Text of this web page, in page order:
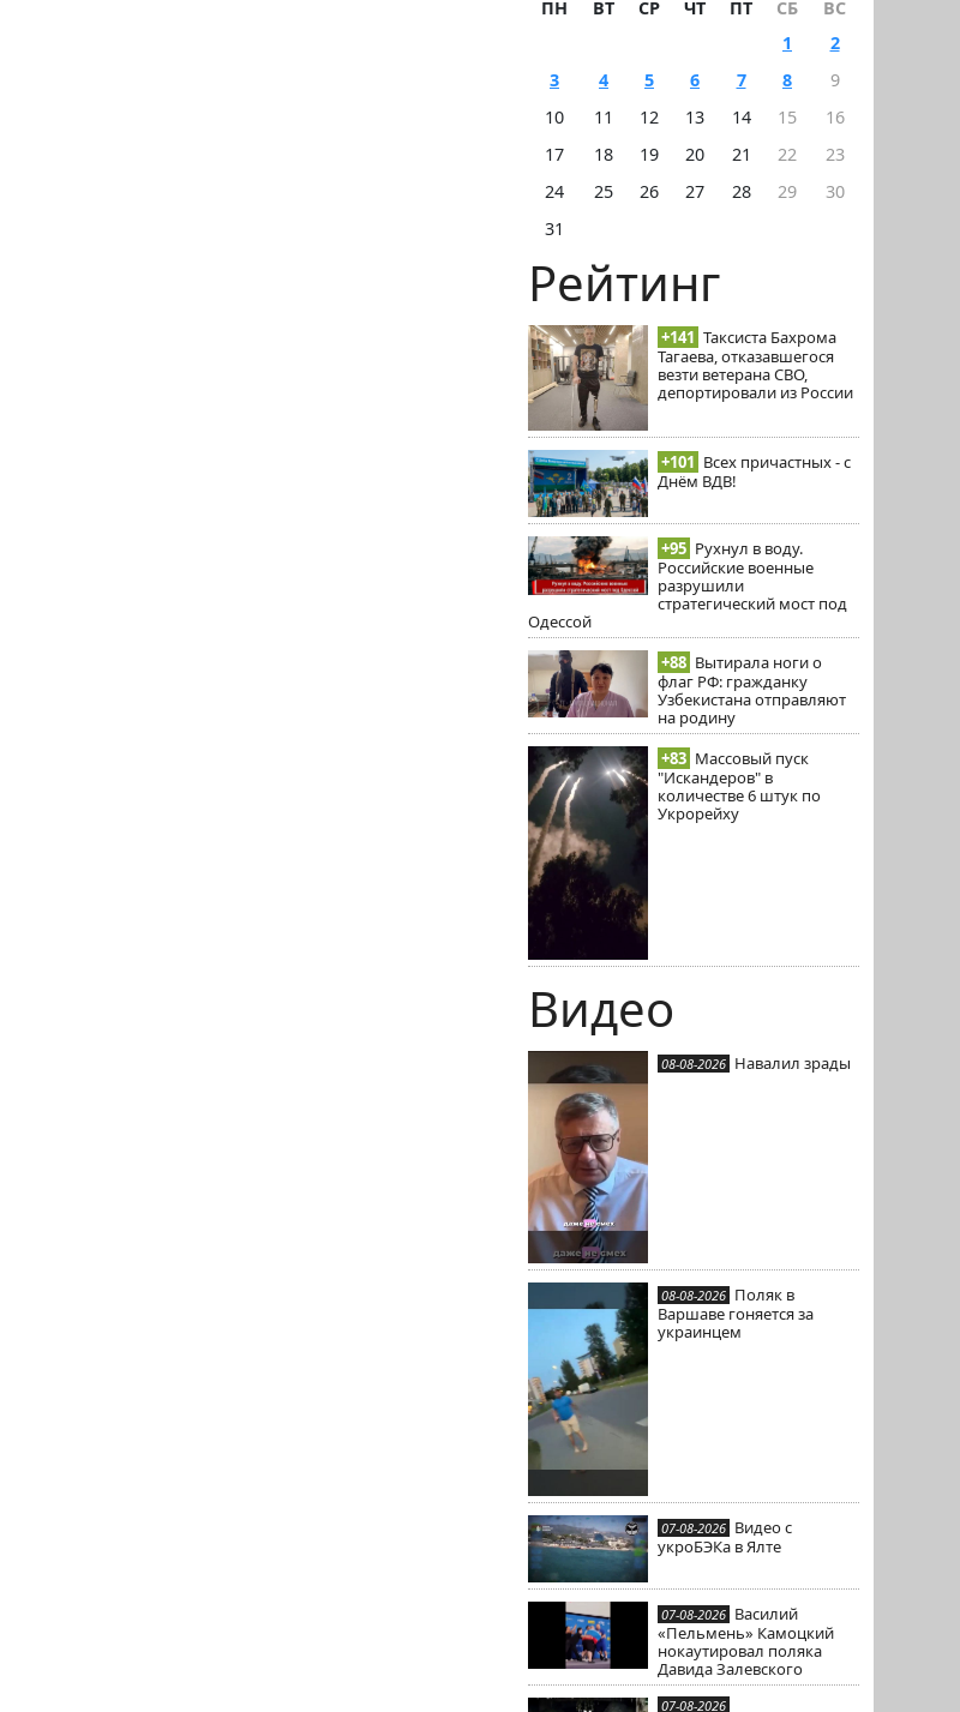
ПН ВТ СР ЧТ ПТ СБ
ВС
1
2
3
4 5 6 7 8
9
10
11 12 13 14 15
16
17
18 19 20 21 22
23
24
25 26 27 28 29
30
31
Рейтинг
+141 Таксиста Бахрома
Тагаева, отказавшегося
везти ветерана СВО,
депортировали из России
+101 Всех причастных - с
Днём ВДВ!
+95 Рухнул в воду.
Российские военные
разрушили
стратегический мост под
Одессой
+88 Вытирала ноги о
флаг РФ: гражданку
Узбекистана отправляют
на родину
+83 Массовый пуск
"Искандеров" в
количестве 6 штук по
Укрорейху
Видео
08-08-2026 Навалил зрады
08-08-2026 Поляк в
Варшаве гоняется за
украинцем
07-08-2026 Видео с
укроБЭКа в Ялте
07-08-2026 Василий
«Пельмень» Камоцкий
нокаутировал поляка
Давида Залевского
07-08-2026